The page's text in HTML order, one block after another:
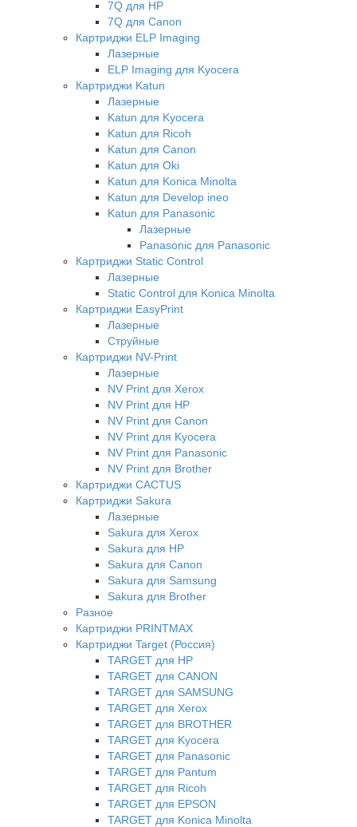
7Q для HP
7Q для Canon
Картриджи ELP Imaging
Лазерные
ELP Imaging для Kyocera
Картриджи Katun
Лазерные
Katun для Kyocera
Katun для Ricoh
Katun для Canon
Katun для Oki
Katun для Konica Minolta
Katun для Develop ineo
Katun для Panasonic
Лазерные
Panasonic для Panasonic
Картриджи Static Control
Лазерные
Static Control для Konica Minolta
Картриджи EasyPrint
Лазерные
Струйные
Картриджи NV-Print
Лазерные
NV Print для Xerox
NV Print для HP
NV Print для Canon
NV Print для Kyocera
NV Print для Panasonic
NV Print для Brother
Картриджи CACTUS
Картриджи Sakura
Лазерные
Sakura для Xerox
Sakura для HP
Sakura для Canon
Sakura для Samsung
Sakura для Brother
Разное
Картриджи PRINTMAX
Картриджи Target (Россия)
TARGET для HP
TARGET для CANON
TARGET для SAMSUNG
TARGET для Xerox
TARGET для BROTHER
TARGET для Kyocera
TARGET для Panasonic
TARGET для Pantum
TARGET для Ricoh
TARGET для EPSON
TARGET для Konica Minolta